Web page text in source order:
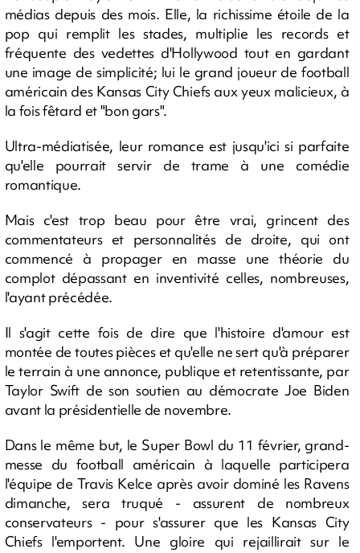
médias depuis des mois. Elle, la richissime étoile de la
pop qui remplit les stades, multiplie les records et
fréquente des vedettes d'Hollywood tout en gardant
une image de simplicité; lui le grand joueur de football
américain des Kansas City Chiefs aux yeux malicieux, à
la fois fêtard et "bon gars".
Ultra-médiatisée, leur romance est jusqu'ici si parfaite
qu'elle pourrait servir de trame à une comédie
romantique.
Mais c'est trop beau pour être vrai, grincent des
commentateurs et personnalités de droite, qui ont
commencé à propager en masse une théorie du
complot dépassant en inventivité celles, nombreuses,
l'ayant précédée.
Il s'agit cette fois de dire que l'histoire d'amour est
montée de toutes pièces et qu'elle ne sert qu'à préparer
le terrain à une annonce, publique et retentissante, par
Taylor Swift de son soutien au démocrate Joe Biden
avant la présidentielle de novembre.
Dans le même but, le Super Bowl du 11 février, grand-
messe du football américain à laquelle participera
l'équipe de Travis Kelce après avoir dominé les Ravens
dimanche, sera truqué - assurent de nombreux
conservateurs - pour s'assurer que les Kansas City
Chiefs l'emportent. Une gloire qui rejaillirait sur le